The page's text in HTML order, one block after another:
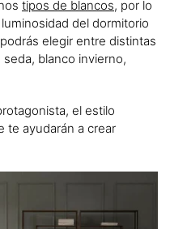
tipos de blancos, por lo
del dormitorio
elegir entre distintas
blanco invierno,
el estilo
te ayudarán a crear